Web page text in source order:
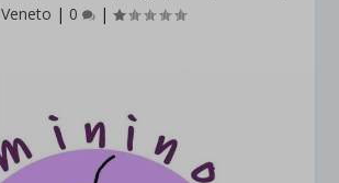
Veneto | 0 |